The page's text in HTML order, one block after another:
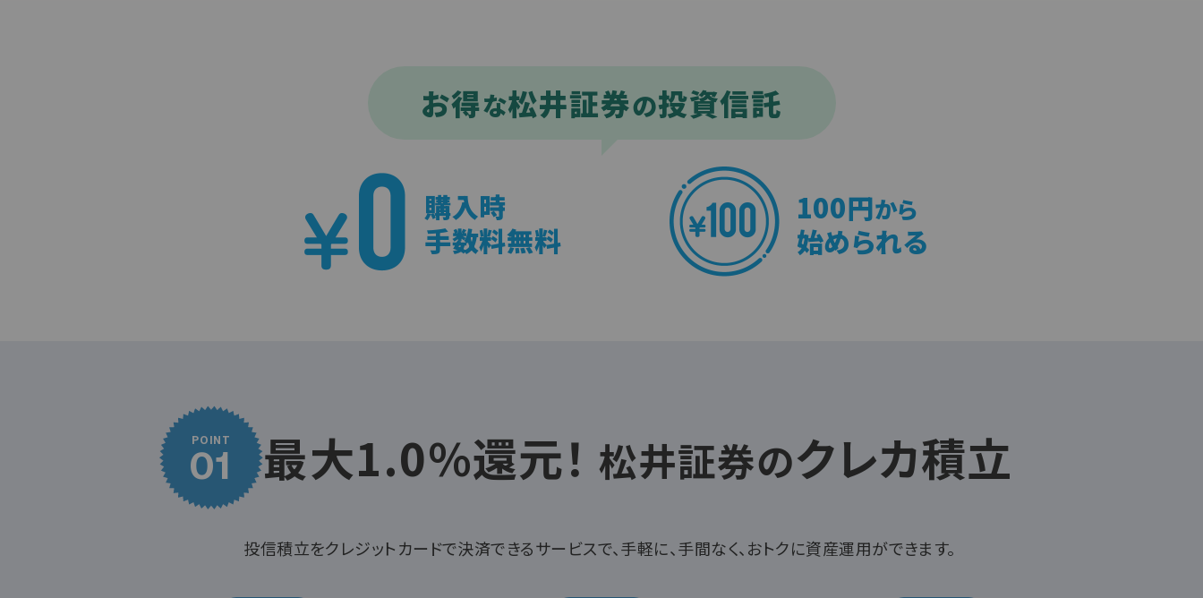
お得な松井証券の投資信託
購入時
手数料無料
100円から
始められる
POINT
01 最大1.0%還元！ 松井証券のクレカ積立
投信積立をクレジットカードで決済できるサービスで、手軽に、手間なく、おトクに資産運用ができます。